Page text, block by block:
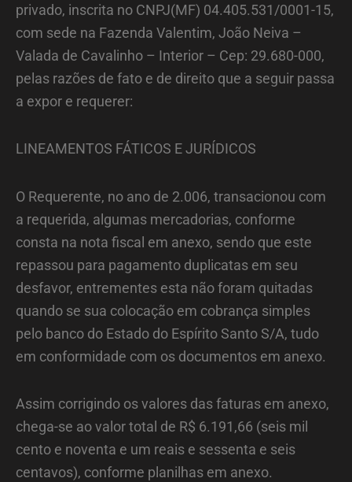
privado, inscrita no CNPJ(MF) 04.405.531/0001-15,
com sede na Fazenda Valentim, João Neiva –
Valada de Cavalinho – Interior – Cep: 29.680-000,
pelas razões de fato e de direito que a seguir passa
a expor e requerer:
LINEAMENTOS FÁTICOS E JURÍDICOS
O Requerente, no ano de 2.006, transacionou com
a requerida, algumas mercadorias, conforme
consta na nota fiscal em anexo, sendo que este
repassou para pagamento duplicatas em seu
desfavor, entrementes esta não foram quitadas
quando se sua colocação em cobrança simples
pelo banco do Estado do Espírito Santo S/A, tudo
em conformidade com os documentos em anexo.
Assim corrigindo os valores das faturas em anexo,
chega-se ao valor total de R$ 6.191,66 (seis mil
cento e noventa e um reais e sessenta e seis
centavos), conforme planilhas em anexo.